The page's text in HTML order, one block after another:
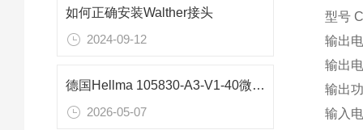
如何正确安装Walther接头
2024-09-12
德国Hellma 105830‑A3‑V1‑40微量比色池2.0：核酸与蛋白质分析的解决方案
2026-05-07
型号
输出
输出
输出
输入